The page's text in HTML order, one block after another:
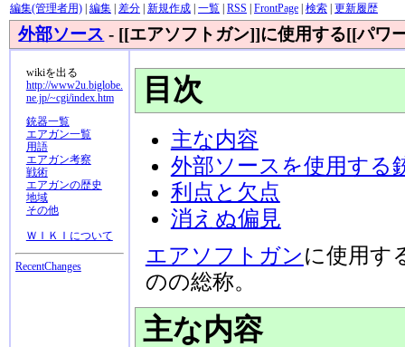
編集(管理者用)| 編集| 差分| 新規作成| 一覧| RSS FrontPage| 検索| 更新履歴
外部ソース - [[エアソフトガン]]に使用する[[パワ
wikiを出る
http://www2u.biglobe.
ne.jp/~cgi/index.htm
銃器一覧
エアガン一覧
用語
エアガン考察
戦術
エアガンの歴史
地域
その他
ＷＩＫＩについて
RecentChanges
目次
主な内容
外部ソースを使用する
利点と欠点
消えぬ偏見
エアソフトガンに使用す
のの総称。
主な内容